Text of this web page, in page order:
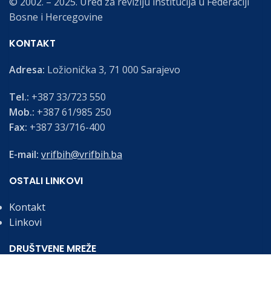
Bosne i Hercegovine
KONTAKT
Adresa: Ložionička 3, 71 000 Sarajevo
Tel.: +387 33/723 550
Mob.: +387 61/985 250
Fax: +387 33/716-400
E-mail: vrifbih@vrifbih.ba
OSTALI LINKOVI
Kontakt
Linkovi
DRUŠTVENE MREŽE